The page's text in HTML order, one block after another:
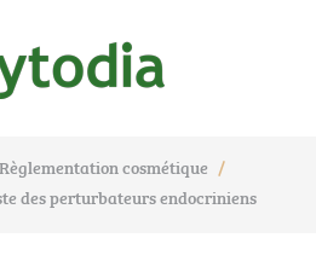
Règlementation cosmétique
des perturbateurs endocriniens